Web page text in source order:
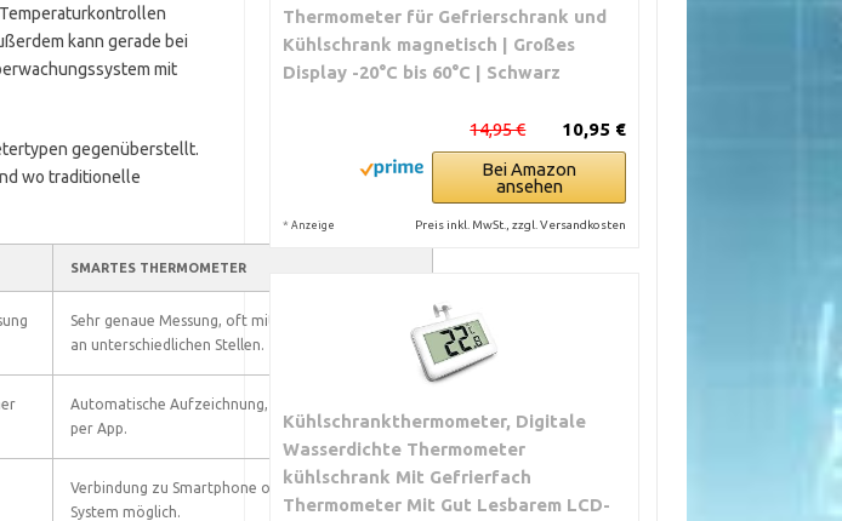
kann gerade bei
mit
gegenüberstellt.
wo traditionelle
SMARTES THERMOMETER
Sehr genaue Messung, oft mit mehreren Sensoren
an unterschiedlichen Stellen.
Automatische Aufzeichnung, einfache Bedienung
per App.
Verbindung zu Smartphone oder Smart Home
System möglich.
Thermometer für Gefrierschrank und
Kühlschrank magnetisch | Großes
Display -20°C bis 60°C | Schwarz
10,95 €
14,95 €
Bei Amazon
ansehen
* Anzeige Preis inkl. MwSt., zzgl. Versandkosten
Kühlschrankthermometer, Digitale
Wasserdichte Thermometer
kühlschrank Mit Gefrierfach
Thermometer Mit Gut Lesbarem LCD-